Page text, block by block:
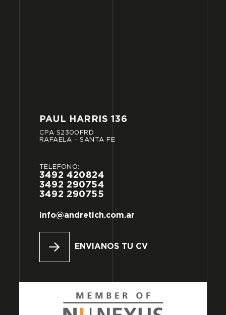
PAUL HARRIS 136
CPA S2300FRD
RAFAELA
- SANTA FE
TELÉFONO:
3492 420824
3492 290754
3492 290755
info@andretich.com.ar
ENVIANOS TU CV